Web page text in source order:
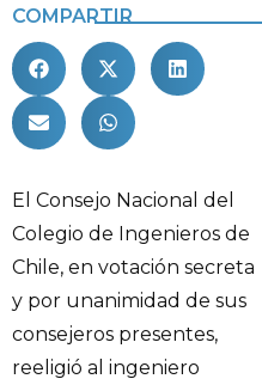
COMPARTIR
El Consejo Nacional del
Colegio de Ingenieros de
Chile, en votación secreta
y por unanimidad de sus
consejeros presentes,
reeligió al ingeniero